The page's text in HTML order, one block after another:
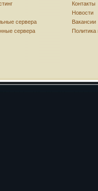
сервера
сервера
Контакты
Новости
Вакансии
Политика